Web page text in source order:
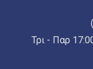
Τρι - Παρ